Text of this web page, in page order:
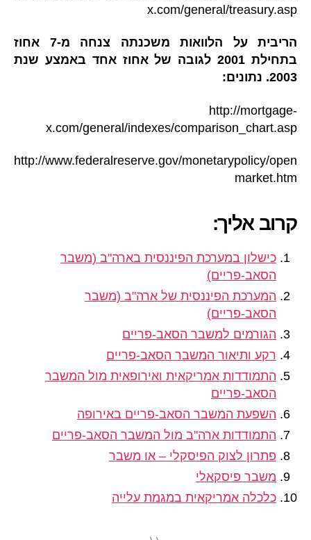
x.com/general/treasury.asp
הריבית על הלוואות משכנתה צנחה מ-7 אחוז
בתחילת 2001 לגובה של אחוז אחד באמצע שנת
2003. נתונים:
http://mortgage-
x.com/general/indexes/comparison_chart.asp
http://www.federalreserve.gov/monetarypolicy/open
market.htm
קרוב אליך:
כישלון במערכת הפיננסית בארה"ב (משבר
הסאב-פריים)
המערכת הפיננסית של ארה"ב (משבר
הסאב-פריים)
הגורמים למשבר הסאב-פריים
רקע ותיאור המשבר הסאב-פריים
התמודדות אמריקאית ואירופאית מול המשבר
הסאב-פריים
השפעת המשבר הסאב-פריים באירופה
התמודדות ארה"ב מול המשבר הסאב-פריים
פתרון לצוק הפיסקלי – או משבר
משבר פיסקאלי
כלכלה אמריקאית במגמת עלייה